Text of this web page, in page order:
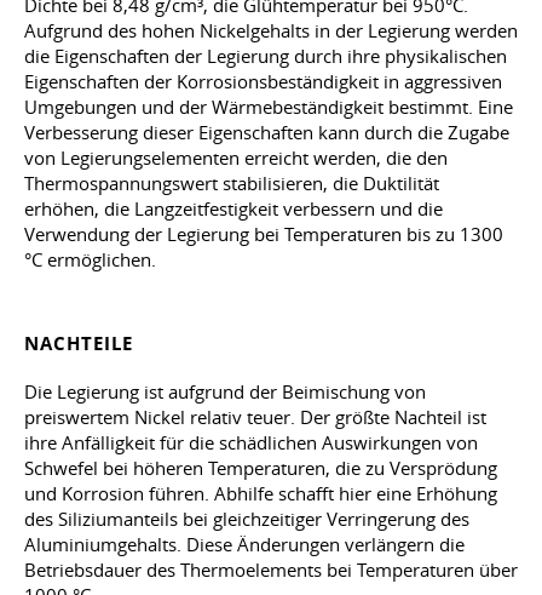
Dichte bei 8,48 g/cm³, die Glühtemperatur bei 950°C.
Aufgrund des hohen Nickelgehalts in der Legierung werden
die Eigenschaften der Legierung durch ihre physikalischen
Eigenschaften der Korrosionsbeständigkeit in aggressiven
Umgebungen und der Wärmebeständigkeit bestimmt. Eine
Verbesserung dieser Eigenschaften kann durch die Zugabe
von Legierungselementen erreicht werden, die den
Thermospannungswert stabilisieren, die Duktilität
erhöhen, die Langzeitfestigkeit verbessern und die
Verwendung der Legierung bei Temperaturen bis zu 1300
°C ermöglichen.
NACHTEILE
Die Legierung ist aufgrund der Beimischung von
preiswertem Nickel relativ teuer. Der größte Nachteil ist
ihre Anfälligkeit für die schädlichen Auswirkungen von
Schwefel bei höheren Temperaturen, die zu Versprödung
und Korrosion führen. Abhilfe schafft hier eine Erhöhung
des Siliziumanteils bei gleichzeitiger Verringerung des
Aluminiumgehalts. Diese Änderungen verlängern die
Betriebsdauer des Thermoelements bei Temperaturen über